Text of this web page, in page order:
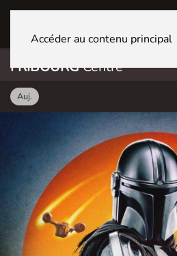
Accéder au contenu principal
FRIBOURGCentre
Auj.